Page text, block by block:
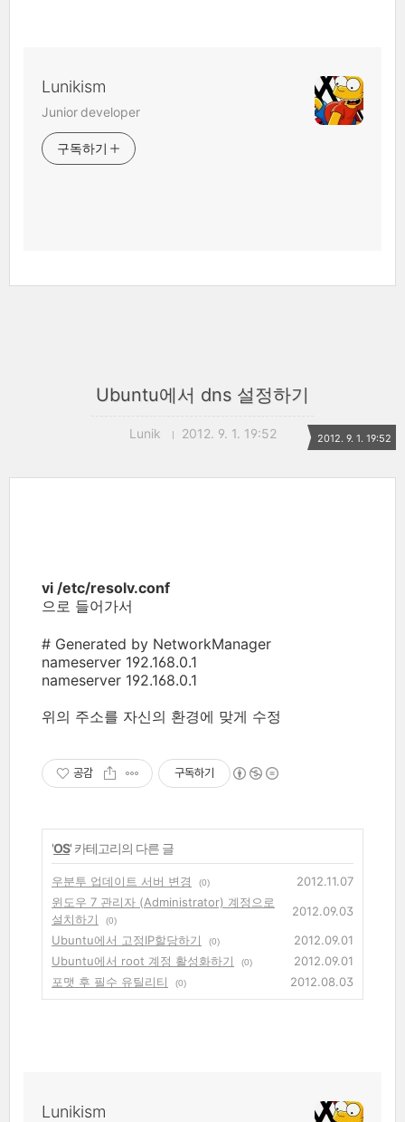
Lunikism
Junior developer
구독하기
Ubuntu에서 dns 설정하기
Lunik 2012. 9. 1. 19:52 2012. 9. 1. 19:52
vi /etc/resolv.conf
으로 들어가서
# Generated by NetworkManager
nameserver 192.168.0.1
nameserver 192.168.0.1
위의 주소를 자신의 환경에 맞게 수정
공감 구독하기
'OS' 카테고리의 다른 글
우분투 업데이트 서버 변경 (0)
2012.11.07
윈도우 7 관리자 (Administrator) 계정으로
설치하기
(0)
2012.09.03
Ubuntu에서 고정IP할당하기
(0)
2012.09.01
Ubuntu에서 root 계정 활성화하기
(0)
2012.09.01
포맷 후 필수 유틸리티
(0) 2012.08.03
Lunikism